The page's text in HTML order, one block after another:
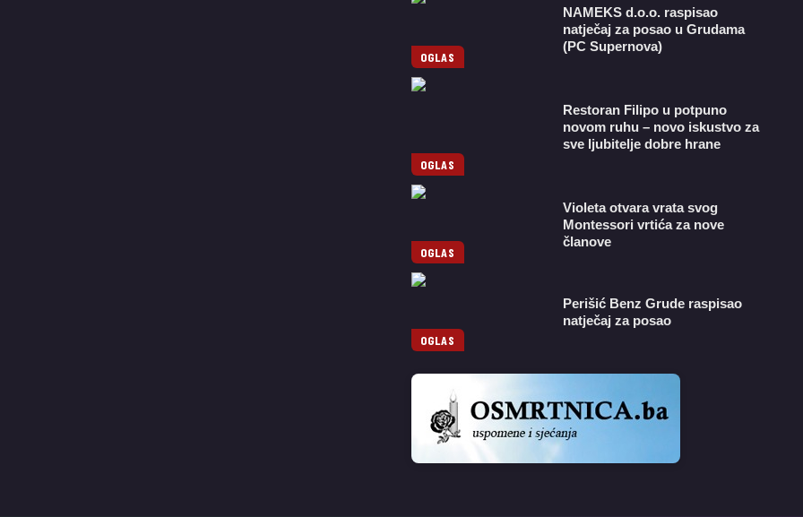
OGLAS
NAMEKS d.o.o. raspisao
natječaj za posao u Grudama
(PC Supernova)
OGLAS
Restoran Filipo u potpuno
novom ruhu – novo iskustvo za
sve ljubitelje dobre hrane
OGLAS
Violeta otvara vrata svog
Montessori vrtića za nove
članove
OGLAS
Perišić Benz Grude raspisao
natječaj za posao